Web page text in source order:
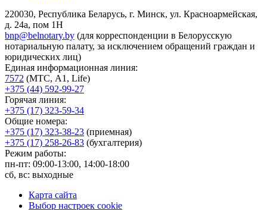
220030, Республика Беларусь, г. Минск, ул. Красноармейская,
д. 24а, пом 1Н
bnp@belnotary.by (для корреспонденции в Белорусскую
нотариальную палату, за исключением обращений граждан и
юридических лиц)
Единая информационная линия:
7572 (МТС, A1, Life)
+375 (44) 592-99-27
Горячая линия:
+375 (17) 323-59-34
Общие номера:
+375 (17) 323-38-23 (приемная)
+375 (17) 258-26-83 (бухгалтерия)
Режим работы:
пн-пт: 09:00-13:00, 14:00-18:00
сб, вс: выходные
Карта сайта
Выбор настроек cookie